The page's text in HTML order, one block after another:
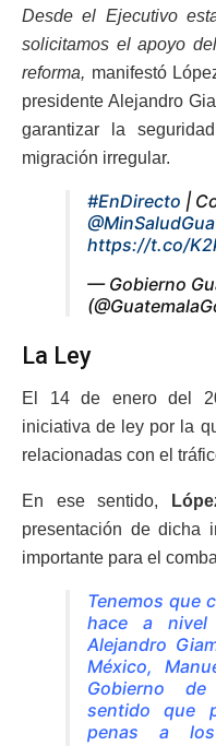
Desde el Ejecutivo
solicitamos el apoyo
reforma, manifestó
presidente Alejandro
garantizar la
migración irregular.
#EnDirecto |
https://t.co/
— Gobierno
La Ley
El 14 de enero del
iniciativa de ley por la
relacionadas con el
En ese sentido,
presentación de dicha
importante para el
Tenemos que
hace a nivel
Alejandro
México,
Gobierno
sentido que
penas a